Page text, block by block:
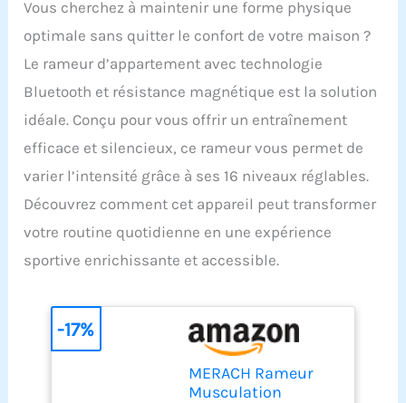
Vous cherchez à maintenir une forme physique
optimale sans quitter le confort de votre maison ?
Le rameur d’appartement avec technologie
Bluetooth et résistance magnétique est la solution
idéale. Conçu pour vous offrir un entraînement
efficace et silencieux, ce rameur vous permet de
varier l’intensité grâce à ses 16 niveaux réglables.
Découvrez comment cet appareil peut transformer
votre routine quotidienne en une expérience
sportive enrichissante et accessible.
MERACH Rameur
Musculation
-17%